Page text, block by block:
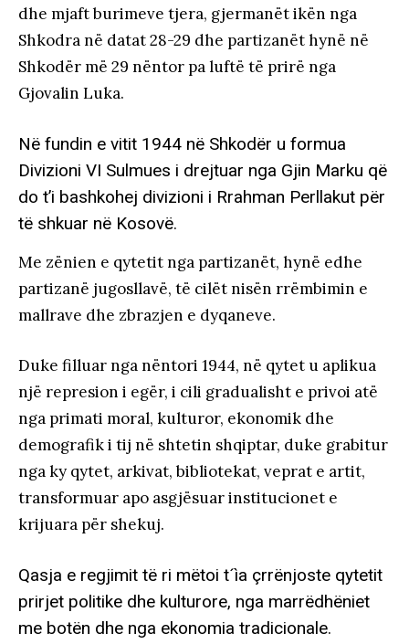
dhe mjaft burimeve tjera, gjermanët ikën nga
Shkodra në datat 28-29 dhe partizanët hynë në
Shkodër më 29 nëntor pa luftë të prirë nga
Gjovalin Luka.
Në fundin e vitit 1944 në Shkodër u formua
Divizioni VI Sulmues i drejtuar nga Gjin Marku që
do t’i bashkohej divizioni i Rrahman Perllakut për
të shkuar në Kosovë.
Me zënien e qytetit nga partizanët, hynë edhe
partizanë jugosllavë, të cilët nisën rrëmbimin e
mallrave dhe zbrazjen e dyqaneve.
Duke filluar nga nëntori 1944, në qytet u aplikua
një represion i egër, i cili gradualisht e privoi atë
nga primati moral, kulturor, ekonomik dhe
demografik i tij në shtetin shqiptar, duke grabitur
nga ky qytet, arkivat, bibliotekat, veprat e artit,
transformuar apo asgjësuar institucionet e
krijuara për shekuj.
Qasja e regjimit të ri mëtoi t´ìa çrrënjoste qytetit
prirjet politike dhe kulturore, nga marrëdhëniet
me botën dhe nga ekonomia tradicionale.